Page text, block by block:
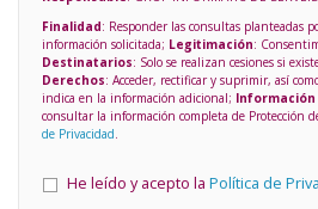
Finalidad: Responder las consultas planteadas
información solicitada; Legitimación:
Destinatarios: Solo se realizan cesiones si
Derechos: Acceder, rectificar y suprimir, así
indica en la información adicional;
consultar la información completa de Protección
de Privacidad.
He leído y acepto la Política de